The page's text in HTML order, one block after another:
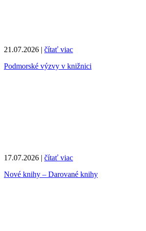
21.07.2026 | čítať viac
Podmorské výzvy v knižnici
17.07.2026 | čítať viac
Nové knihy – Darované knihy